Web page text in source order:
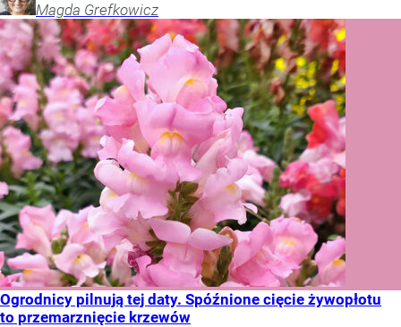
Magda Grefkowicz
Ogrodnicy pilnują tej daty. Spóźnione cięcie żywopłotu
to przemarznięcie krzewów